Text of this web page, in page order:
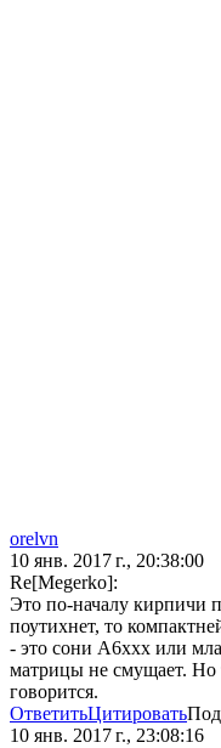
orelvn
10 янв. 2017 г., 20:38:00
Re[Megerko]:
Это по-началу кирпичи
поутихнет, то
- это сони А6ххх или
матрицы не смущает. Но
говорится.
ОтветитьЦитировать
10 янв. 2017 г., 23:08:16